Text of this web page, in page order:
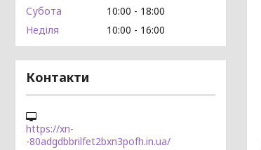
Субота
10:00
18:00
Неділя
10:00 16:00
Контакти
https://xn-
-80adgdbbrilfet2bxn3pofh.in.ua/